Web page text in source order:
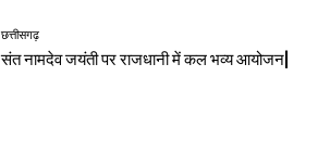
छत्तीसगढ़
संत नामदेव जयंती पर राजधानी में कल भव्य आयोजन|